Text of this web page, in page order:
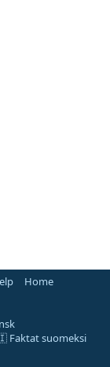
Home
Faktat suomeksi